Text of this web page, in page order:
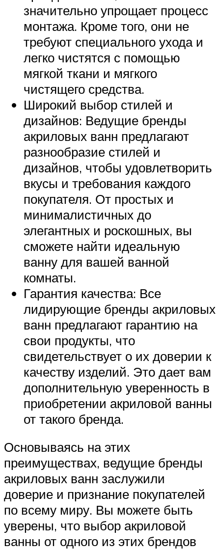
значительно упрощает процесс
монтажа. Кроме того, они не
требуют специального ухода и
легко чистятся с помощью
мягкой ткани и мягкого
чистящего средства.
Широкий выбор стилей и
дизайнов: Ведущие бренды
акриловых ванн предлагают
разнообразие стилей и
дизайнов, чтобы удовлетворить
вкусы и требования каждого
покупателя. От простых и
минималистичных до
элегантных и роскошных, вы
сможете найти идеальную
ванну для вашей ванной
комнаты.
Гарантия качества: Все
лидирующие бренды акриловых
ванн предлагают гарантию на
свои продукты, что
свидетельствует о их доверии к
качеству изделий. Это дает вам
дополнительную уверенность в
приобретении акриловой ванны
от такого бренда.
Основываясь на этих
преимуществах, ведущие бренды
акриловых ванн заслужили
доверие и признание покупателей
по всему миру. Вы можете быть
уверены, что выбор акриловой
ванны от одного из этих брендов